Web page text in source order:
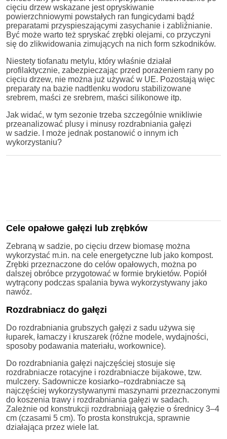
cięciu drzew wskazane jest opryskiwanie
powierzchniowymi powstałych ran fungicydami bądź
preparatami przyspieszającymi zasychanie i zabliźnianie.
Być może warto też spryskać zrębki olejami, co przyczyni
się do zlikwidowania zimujących na nich form szkodników.
Niestety tiofanatu metylu, który właśnie działał
profilaktycznie, zabezpieczając przed porażeniem rany po
cięciu drzew, nie można już używać w UE. Pozostają więc
preparaty na bazie nadtlenku wodoru stabilizowane
srebrem, maści ze srebrem, maści silikonowe itp.
Jak widać, w tym sezonie trzeba szczególnie wnikliwie
przeanalizować plusy i minusy rozdrabniania gałęzi
w sadzie. I może jednak postanowić o innym ich
wykorzystaniu?
Cele opałowe gałęzi lub zrębków
Zebraną w sadzie, po cięciu drzew biomasę można
wykorzystać m.in. na cele energetyczne lub jako kompost.
Zrębki przeznaczone do celów opałowych, można po
dalszej obróbce przygotować w formie brykietów. Popiół
wytrącony podczas spalania bywa wykorzystywany jako
nawóz.
Rozdrabniacz do gałęzi
Do rozdrabniania grubszych gałęzi z sadu używa się
łuparek, łamaczy i kruszarek (różne modele, wydajności,
sposoby podawania materiału, workownice).
Do rozdrabniania gałęzi najczęściej stosuje się
rozdrabniacze rotacyjne i rozdrabniacze bijakowe, tzw.
mulczery. Sadownicze kosiarko–rozdrabniacze są
najczęściej wykorzystywanymi maszynami przeznaczonymi
do koszenia trawy i rozdrabniania gałęzi w sadach.
Zależnie od konstrukcji rozdrabniają gałęzie o średnicy 3–4
cm (czasami 5 cm). To prosta konstrukcja, sprawnie
działająca przez wiele lat.